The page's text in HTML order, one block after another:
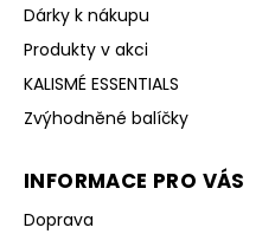
Dárky k nákupu
Produkty v akci
KALISMÉ ESSENTIALS
Zvýhodněné balíčky
INFORMACE PRO VÁS
Doprava